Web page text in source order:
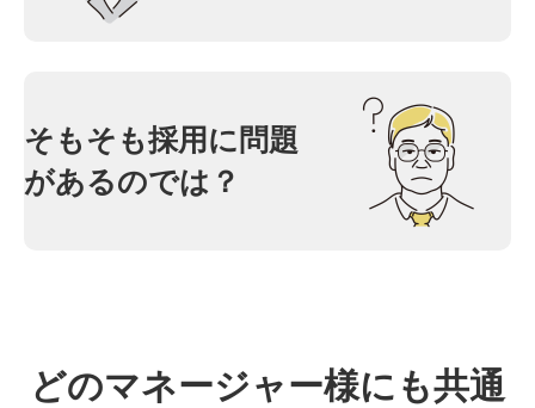
そもそも採用に問題
があるのでは？
どのマネージャー様にも共通